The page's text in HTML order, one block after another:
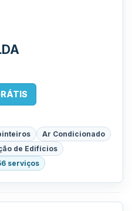
Ar Condicionado
de Edifícios
serviços